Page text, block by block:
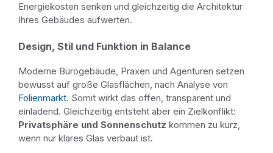
Energiekosten senken und gleichzeitig die Architektur
Ihres Gebäudes aufwerten.
Design, Stil und Funktion in Balance
Moderne Bürogebäude, Praxen und Agenturen setzen
bewusst auf große Glasflächen, nach Analyse von
Folienmarkt. Somit wirkt das offen, transparent und
einladend. Gleichzeitig entsteht aber ein Zielkonflikt:
Privatsphäre und Sonnenschutz kommen zu kurz,
wenn nur klares Glas verbaut ist.